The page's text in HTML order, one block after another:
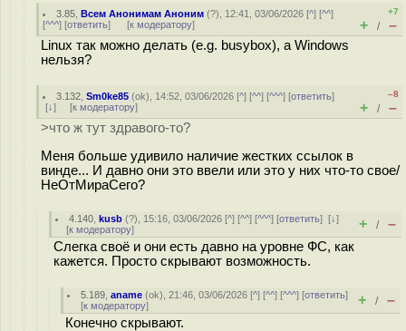
3.85 ,Всем Анонимам Аноним (?), 12:41, 03/06/2026 [^] [^^]
[^^^] [ответить] [к модератору]
+7
+ / –
Linux так можно делать (e.g. busybox), а Windows
нельзя?
3.132 ,Sm0ke85 (ok), 14:52, 03/06/2026 [^] [^^] [^^^] [ответить]
[↓] [к модератору]
–8
+ / –
>что ж тут здравого-то?
Меня больше удивило наличие жестких ссылок в
винде... И давно они это ввели или это у них что-то свое/
НеОтМираСего?
4.140 ,kusb (?), 15:16, 03/06/2026 [^] [^^] [^^^] [ответить][↓]
[к модератору] + / –
Слегка своё и они есть давно на уровне ФС, как
кажется. Просто скрывают возможность.
5.189 ,aname (ok), 21:46, 03/06/2026 [^] [^^] [^^^] [ответить]
[к модератору] + / –
Конечно скрывают.